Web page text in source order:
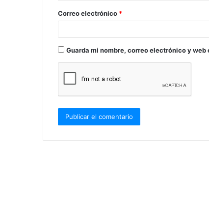
*
Correo electrónico *
Guarda mi nombre, correo electrónico y